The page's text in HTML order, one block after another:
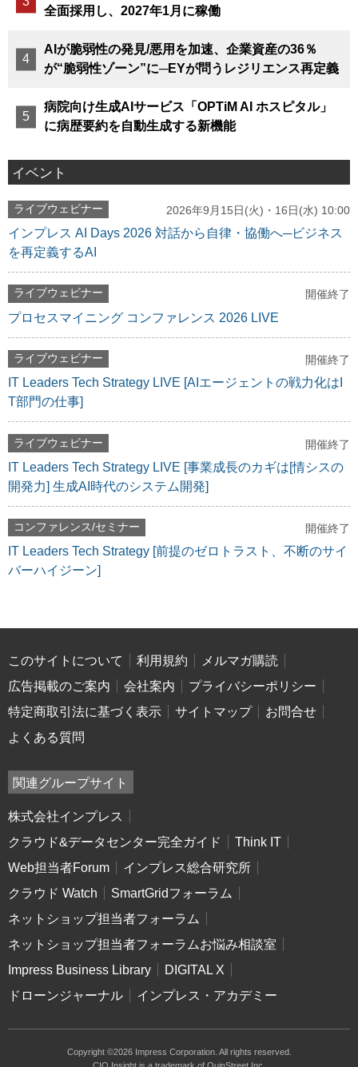
全面採用し、2027年1月に稼働
AIが脆弱性の発見/悪用を加速、企業資産の36％
が“脆弱性ゾーン”に─EYが問うレジリエンス再定義
病院向け生成AIサービス「OPTiM AI ホスピタル」
に病歴要約を自動生成する新機能
イベント
ライブウェビナー 2026年9月15日(火)・16日(水) 10:00
インプレス AI Days 2026 対話から自律・協働へ─ビジネス
を再定義するAI
ライブウェビナー 開催終了
プロセスマイニング コンファレンス 2026 LIVE
ライブウェビナー 開催終了
IT Leaders Tech Strategy LIVE [AIエージェントの戦力化はI
T部門の仕事]
ライブウェビナー 開催終了
IT Leaders Tech Strategy LIVE [事業成長のカギは[情シスの
開発力] 生成AI時代のシステム開発]
コンファレンス/セミナー 開催終了
IT Leaders Tech Strategy [前提のゼロトラスト、不断のサイ
バーハイジーン]
このサイトについて 利用規約
メルマガ購読
広告掲載のご案内
会社案内
プライバシーポリシー
特定商取引法に基づく表示
サイトマップ
お問合せ
よくある質問
関連グループサイト
株式会社インプレス
クラウド&データセンター完全ガイド
Think IT
Web担当者Forum
インプレス総合研究所
クラウド Watch
SmartGridフォーラム
ネットショップ担当者フォーラム
ネットショップ担当者フォーラムお悩み相談室
Impress Business Library
DIGITAL X
ドローンジャーナル
インプレス・アカデミー
Copyright ©2026 Impress Corporation. All rights reserved.